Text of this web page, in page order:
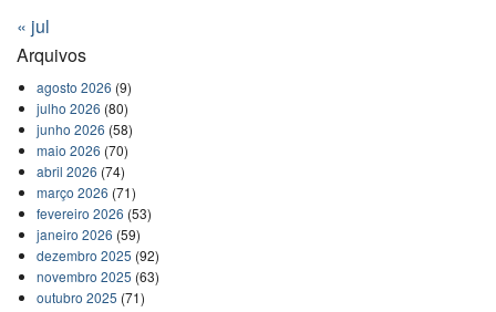
« jul
Arquivos
agosto 2026 (9)
julho 2026 (80)
junho 2026 (58)
maio 2026 (70)
abril 2026 (74)
março 2026 (71)
fevereiro 2026 (53)
janeiro 2026 (59)
dezembro 2025 (92)
novembro 2025 (63)
outubro 2025 (71)